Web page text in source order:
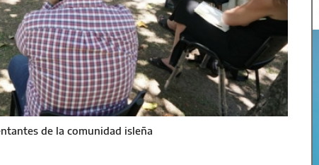
de la comunidad isleña